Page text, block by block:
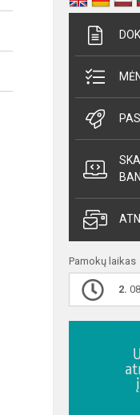
Pamokų laikas
2.